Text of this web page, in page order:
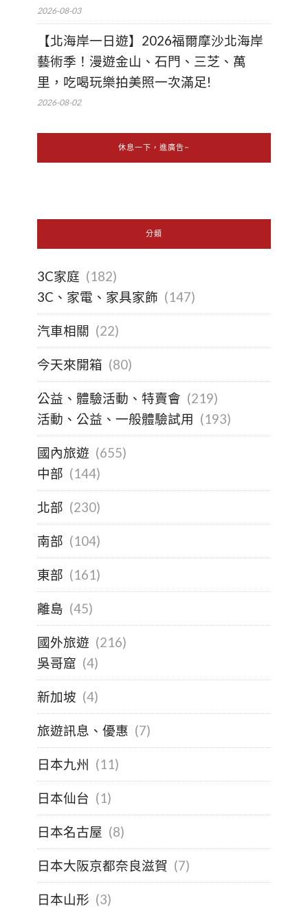
2026-08-03
【北海岸一日遊】2026福爾摩沙北海岸
藝術季！漫遊金山、石門、三芝、萬
里，吃喝玩樂拍美照一次滿足!
2026-08-02
休息一下，進廣告~
分類
3C家庭 (182)
3C、家電、家具家飾 (147)
汽車相關 (22)
今天來開箱 (80)
公益、體驗活動、特賣會 (219)
活動、公益、一般體驗試用 (193)
國內旅遊 (655)
中部 (144)
北部 (230)
南部 (104)
東部 (161)
離島 (45)
國外旅遊 (216)
吳哥窟 (4)
新加坡 (4)
旅遊訊息、優惠 (7)
日本九州 (11)
日本仙台 (1)
日本名古屋 (8)
日本大阪京都奈良滋賀 (7)
日本山形 (3)